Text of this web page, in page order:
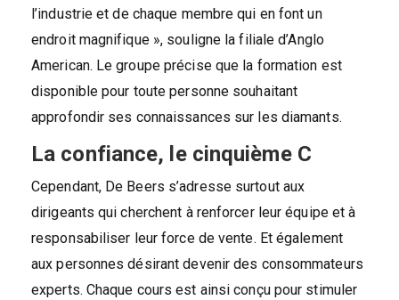
l’industrie et de chaque membre qui en font un
endroit magnifique », souligne la filiale d’Anglo
American. Le groupe précise que la formation est
disponible pour toute personne souhaitant
approfondir ses connaissances sur les diamants.
La confiance, le cinquième C
Cependant, De Beers s’adresse surtout aux
dirigeants qui cherchent à renforcer leur équipe et à
responsabiliser leur force de vente. Et également
aux personnes désirant devenir des consommateurs
experts. Chaque cours est ainsi conçu pour stimuler